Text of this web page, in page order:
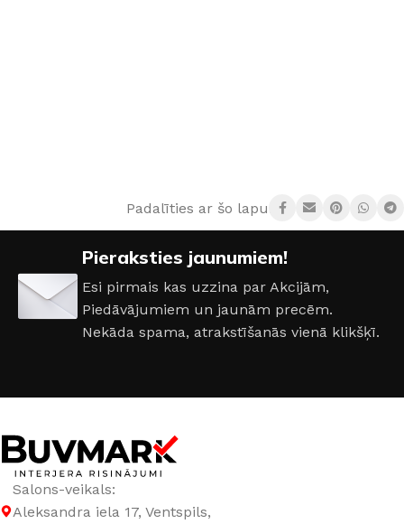
Padalīties ar šo lapu:
Pieraksties jaunumiem!
Esi pirmais kas uzzina par Akcijām,
Piedāvājumiem un jaunām precēm.
Nekāda spama, atrakstīšanās vienā klikšķī.
Salons-veikals:
Aleksandra iela 17, Ventspils,